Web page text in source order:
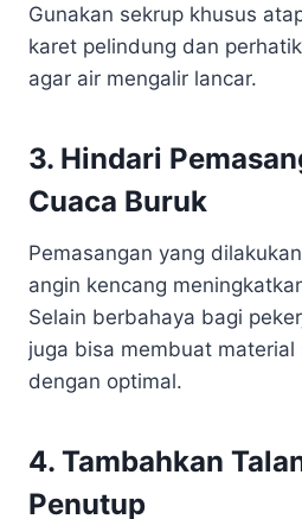
Gunakan sekrup khusus
karet pelindung dan
agar air mengalir lancar.
3. Hindari
Cuaca Buruk
Pemasangan yang
angin kencang
Selain berbahaya bagi
juga bisa membuat material
dengan optimal.
4. Tambahkan
Penutup